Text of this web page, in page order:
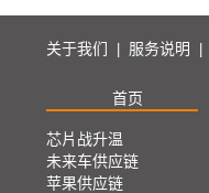
关于我们 服务说明
首页
芯片战升温
未来车供应链
苹果供应链